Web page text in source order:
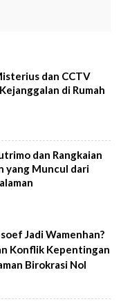
dan CCTV
di Rumah
dan Rangkaian
yang Muncul dari
Jadi Wamenhan?
Konflik Kepentingan
Birokrasi Nol